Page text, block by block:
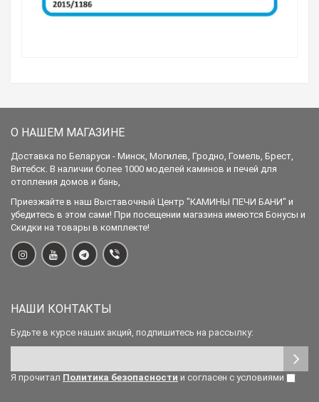
О НАШЕМ МАГАЗИНЕ
Доставка по Беларуси - Минск, Могилев, Гродно, Гомель, Брест,
Витебск. В наличии более 1000 моделей каминов и печей для
отопления домов и бань,
Приезжайте в наш Выставочный Центр "КАМИНЫ ПЕЧИ БАНИ" и
убедитесь в этом сами! При посещении магазина имеются Бонусы и
Скидки на товары в комплекте!
НАШИ КОНТАКТЫ
Будьте в курсе наших акций, подпишитесь на рассылку:
Я прочитал Политика безопасности и согласен с условиями